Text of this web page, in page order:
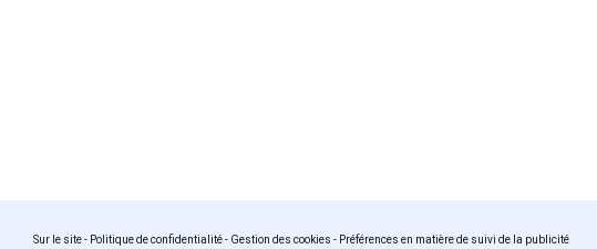
Sur le site- Politique de confidentialité- Gestion des cookies - Préférences en matière de suivi de la publicité